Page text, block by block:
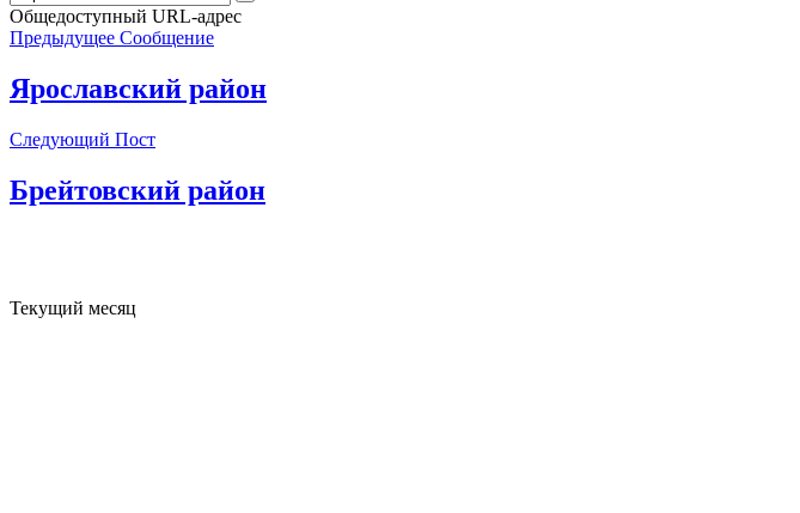
Общедоступный URL-адрес
Предыдущее Сообщение
Ярославский район
Следующий Пост
Брейтовский район
Текущий месяц